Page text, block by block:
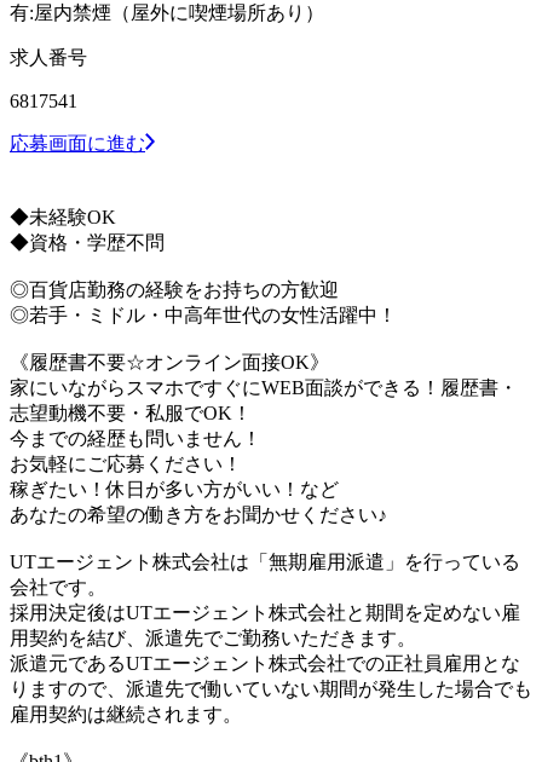
有:屋内禁煙（屋外に喫煙場所あり）
求人番号
6817541
応募画面に進む
◆未経験OK
◆資格・学歴不問
◎百貨店勤務の経験をお持ちの方歓迎
◎若手・ミドル・中高年世代の女性活躍中！
《履歴書不要☆オンライン面接OK》
家にいながらスマホですぐにWEB面談ができる！履歴書・
志望動機不要・私服でOK！
今までの経歴も問いません！
お気軽にご応募ください！
稼ぎたい！休日が多い方がいい！など
あなたの希望の働き方をお聞かせください♪
UTエージェント株式会社は「無期雇用派遣」を行っている
会社です。
採用決定後はUTエージェント株式会社と期間を定めない雇
用契約を結び、派遣先でご勤務いただきます。
派遣元であるUTエージェント株式会社での正社員雇用とな
りますので、派遣先で働いていない期間が発生した場合でも
雇用契約は継続されます。